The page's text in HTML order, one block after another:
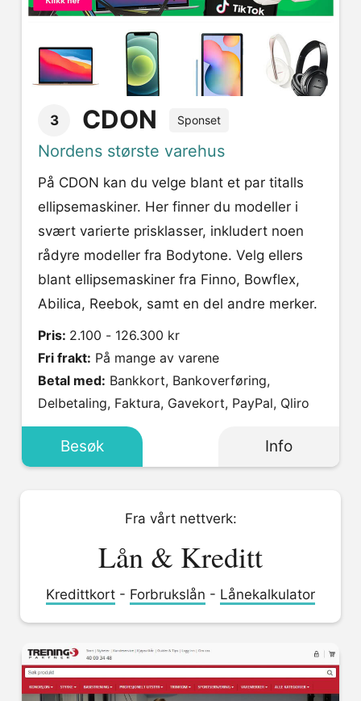
3 CDON Sponset
Nordens største varehus
På CDON kan du velge blant et par titalls
ellipsemaskiner. Her finner du modeller i
svært varierte prisklasser, inkludert noen
rådyre modeller fra Bodytone. Velg ellers
blant ellipsemaskiner fra Finno, Bowflex,
Abilica, Reebok, samt en del andre merker.
Pris: 2.100 - 126.300 kr
Fri frakt: På mange av varene
Betal med:
Delbetaling, Faktura, Gavekort, PayPal, Qliro
Besøk Info
Fra vårt nettverk:
Lån & Kreditt
Kredittkort - Forbrukslån - Lånekalkulator